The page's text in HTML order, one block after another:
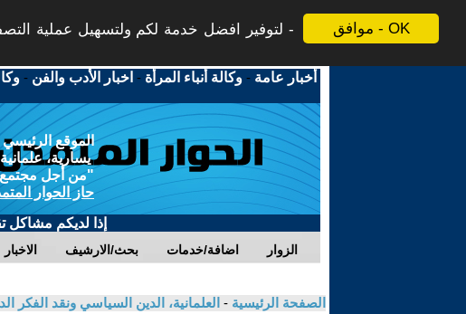
موافق - OK
لتوفير افضل خدمة لكم ولتسهيل عملية
أخبار عامة -وكالة أنباء المرأة - اخبار الأدب والفن -
الموقع
يسارية،
"من أجل مجتمع
حاز الحوار
إذا لديكم مشاكل
الاخبار بحث/الارشيف اضافة/خدمات الزوار
الصفحة الرئيسية - العلمانية، الدين السياسي ونقد الفكر